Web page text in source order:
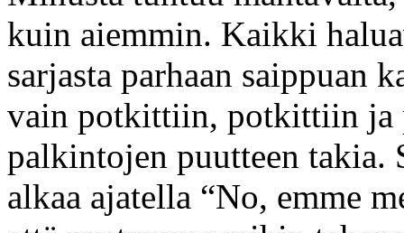
kuin aiemmin. Kaikki
sarjasta parhaan saippuan
vain potkittiin, potkittiin ja
palkintojen puutteen takia.
alkaa ajatella “No, emme